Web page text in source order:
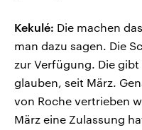
Kekulé: Die machen
man dazu sagen. Die
zur Verfügung. Die
glauben, seit März.
von Roche vertrieben
März eine Zulassung